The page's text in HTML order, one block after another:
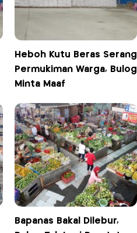
Heboh Kutu Beras Serang
Permukiman Warga, Bulog
Minta Maaf
Bapanas Bakal Dilebur,